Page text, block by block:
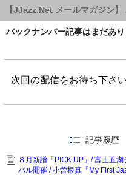
【JJazz.Net メールマガジン】
バックナンバー記事はまだあ
記事履歴
８月新譜「PICK UP」/ 富士五
バル開催 / 小曽根真「My First